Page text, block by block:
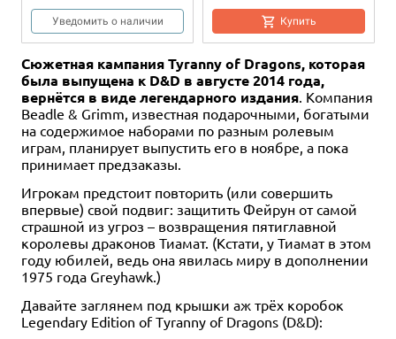
Уведомить о наличии Купить
Хит 12+
Dungeons & Dragons.
Руководство мастера
подземелий
25 отзывов
4 990 ₽
Купить
12+
Dungeons & Dragons:
Энциклопедия чудовищ
4 990 ₽
Уведомить о наличии
Сюжетная кампания Tyranny of Dragons, которая
была выпущена к D&D в августе 2014 года,
вернётся в виде легендарного издания . Компания
Beadle & Grimm, известная подарочными, богатыми
на содержимое наборами по разным ролевым
играм, планирует выпустить его в ноябре, а пока
принимает предзаказы.
Игрокам предстоит повторить (или совершить
впервые) свой подвиг: защитить Фейрун от самой
страшной из угроз – возвращения пятиглавной
королевы драконов Тиамат. (Кстати, у Тиамат в этом
году юбилей, ведь она явилась миру в дополнении
1975 года Greyhawk.)
Давайте заглянем под крышки аж трёх коробок
Legendary Edition of Tyranny of Dragons (D&D):